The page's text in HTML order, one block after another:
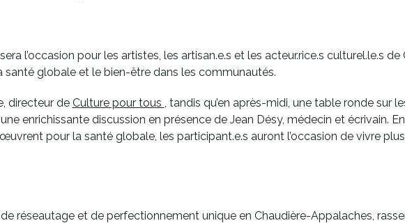
l’occasion pour les artistes, les artisan.e.s et les acteur.rice.s culturel.le.s
globale et le bien-être dans les communautés.
directeur de Culture pour tous
Ce
lien
s'ouvrira
, tandis qu’en après-midi, une table ronde sur
enrichissante discussion en présence de Jean Désy, médecin et écrivain. En
pour la santé globale, les participant.e.s auront l’occasion de vivre
réseautage et de perfectionnement unique en Chaudière-Appalaches,